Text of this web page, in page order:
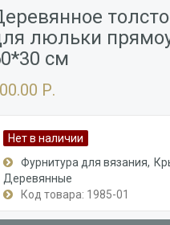
люльки
см
Р.
Нет в наличии
Фурнитура для вязания
Деревянные
Код товара: 1985-01